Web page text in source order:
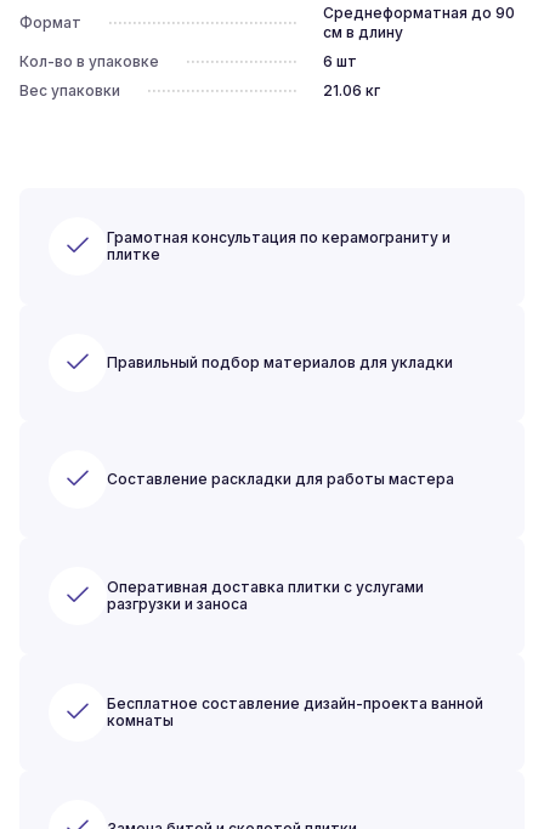
Формат
Среднеформатная до 90
см в длину
Кол-во в упаковке
6 шт
Вес упаковки
21.06 кг
Грамотная консультация по керамограниту и
плитке
Правильный подбор материалов для укладки
Составление раскладки для работы мастера
Оперативная доставка плитки с услугами
разгрузки и заноса
Бесплатное составление дизайн-проекта ванной
комнаты